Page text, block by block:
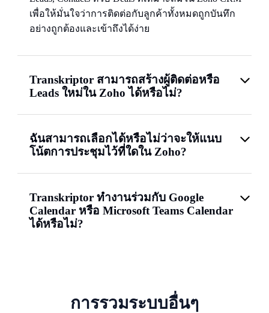
เพื่อให้มั่นใจว่าการติดต่อกับลูกค้าทั้งหมดถูกบันทึก
อย่างถูกต้องและเข้าถึงได้ง่าย
Transkriptor สามารถสร้างผู้ติดต่อหรือ
Leads ใหม่ใน Zoho ได้หรือไม่?
ฉันสามารถเลือกได้หรือไม่ว่าจะให้แนบ
โน้ตการประชุมไว้ที่ใดใน Zoho?
Transkriptor ทำงานร่วมกับ Google
Calendar หรือ Microsoft Teams Calendar
ได้หรือไม่?
การรวมระบบอื่นๆ